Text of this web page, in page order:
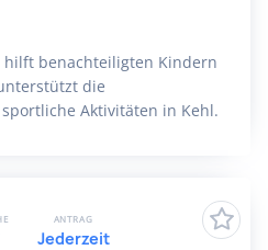
benachteiligten Kindern
die
Aktivitäten in Kehl.
ANTRAG
Jederzeit